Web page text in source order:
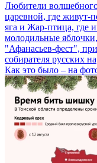
Любители
царевной, где
яга и Жар-птица, где
молодильные
"Афанасьев-фест",
собирателя русских
Как это было – на